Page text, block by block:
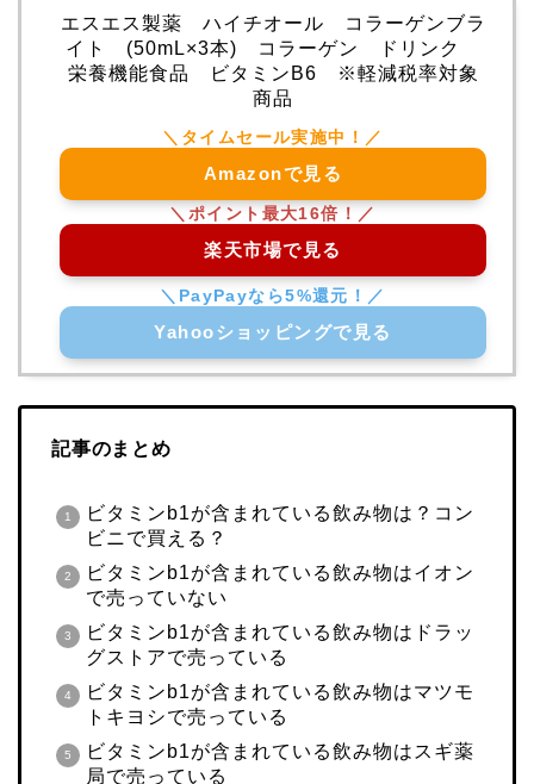
エスエス製薬 ハイチオール コラーゲンブラ
イト (50mL×3本) コラーゲン ドリンク
栄養機能食品 ビタミンB6 ※軽減税率対象
商品
Amazonで見る
楽天市場で見る
Yahooショッピングで見る
記事のまとめ
ビタミンb1が含まれている飲み物は？コン
ビニで買える？
ビタミンb1が含まれている飲み物はイオン
で売っていない
ビタミンb1が含まれている飲み物はドラッ
グストアで売っている
ビタミンb1が含まれている飲み物はマツモ
トキヨシで売っている
ビタミンb1が含まれている飲み物はスギ薬
局で売っている